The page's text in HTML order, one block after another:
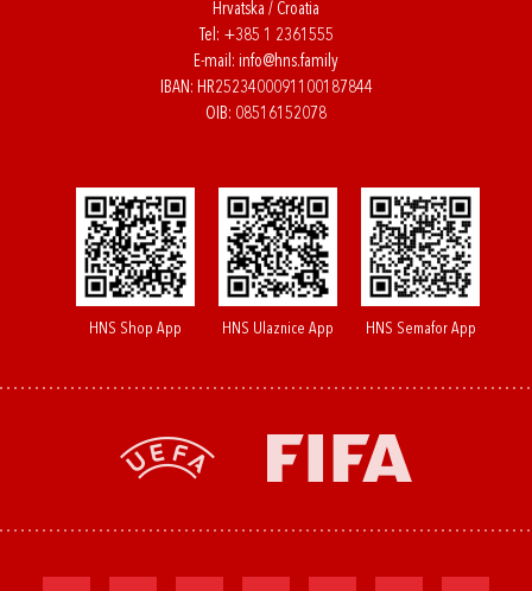
Hrvatska / Croatia
Tel: +385 1 2361555
E-mail: info@hns.family
IBAN: HR2523400091100187844
OIB: 08516152078
HNS Shop App HNS Ulaznice App HNS Semafor App